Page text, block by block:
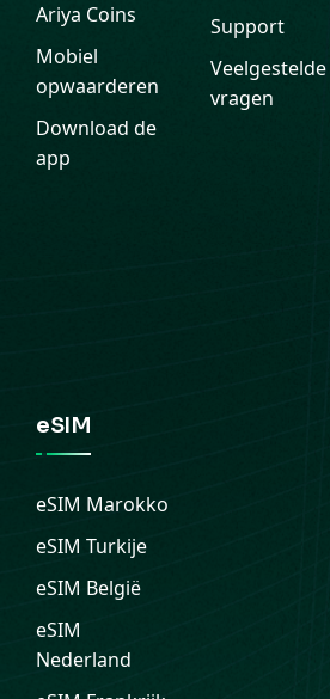
Ariya Coins
Mobiel
opwaarderen
Download de
app
Support
Veelgestelde
vragen
eSIM
eSIM Marokko
eSIM Turkije
eSIM België
eSIM
Nederland